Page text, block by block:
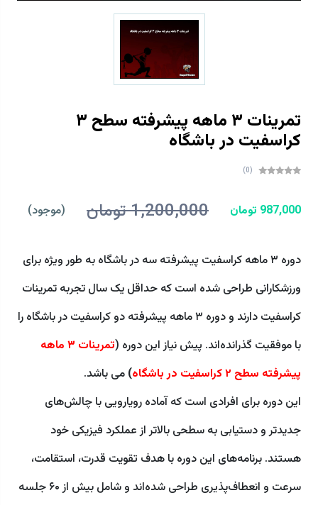
تمرینات ۳ ماهه پیشرفته سطح ۳
کراسفیت در باشگاه
(0)
987,000 تومان 1,200,000 تومان (موجود)
دوره ۳ ماهه کراسفیت پیشرفته سه در باشگاه به طور ویژه برای
ورزشکارانی طراحی شده است که حداقل یک سال تجربه تمرینات
کراسفیت دارند و دوره ۳ ماهه پیشرفته دو کراسفیت در باشگاه را
با موفقیت گذرانده‌اند. پیش نیاز این دوره (
تمرینات ۳ ماهه
پیشرفته سطح ۲ کراسفیت در باشگاه
) می باشد.
این دوره برای افرادی است که آماده رویارویی با چالش‌های
جدیدتر و دستیابی به سطحی بالاتر از عملکرد فیزیکی خود
هستند. برنامه‌های این دوره با هدف تقویت قدرت، استقامت،
سرعت و انعطاف‌پذیری طراحی شده‌اند و شامل بیش از ۶۰ جلسه